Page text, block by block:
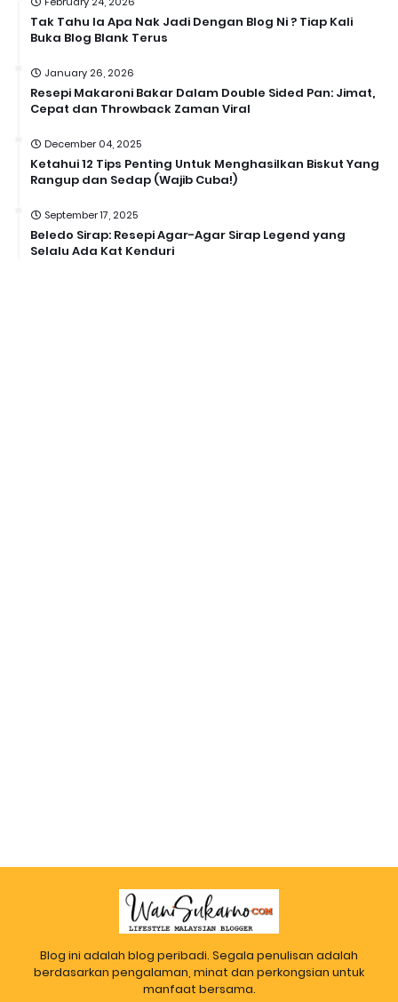
Tak Tahu la Apa Nak Jadi Dengan Blog Ni ? Tiap Kali
Buka Blog Blank Terus
January 26, 2026
Resepi Makaroni Bakar Dalam Double Sided Pan: Jimat,
Cepat dan Throwback Zaman Viral
December 04, 2025
Ketahui 12 Tips Penting Untuk Menghasilkan Biskut Yang
Rangup dan Sedap (Wajib Cuba!)
September 17, 2025
Beledo Sirap: Resepi Agar-Agar Sirap Legend yang
Selalu Ada Kat Kenduri
Blog ini adalah blog peribadi. Segala penulisan adalah
berdasarkan pengalaman, minat dan perkongsian untuk
manfaat bersama.